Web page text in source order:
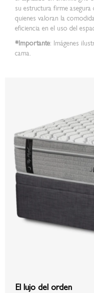
su estructura firme
quienes valoran la
eficiencia en el uso del
*Importante: Imágenes
cama.
El lujo del orden